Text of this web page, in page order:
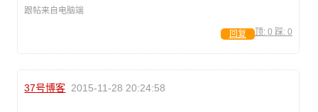
跟帖来自电脑端
顶: 0 踩: 0
回复
37号博客 2015-11-28 20:24:58